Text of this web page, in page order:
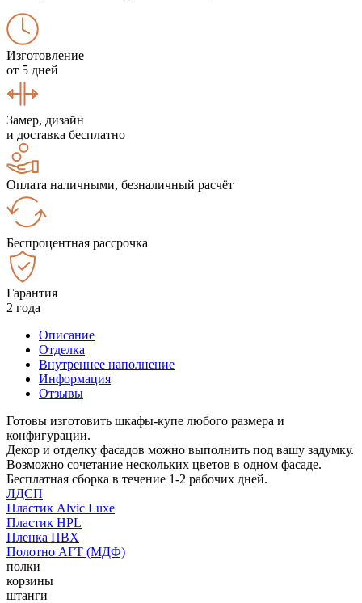
Изготовление
от 5 дней
Замер, дизайн
и доставка бесплатно
Оплата наличными, безналичный расчёт
Беспроцентная рассрочка
Гарантия
2 года
Описание
Отделка
Внутреннее наполнение
Информация
Отзывы
Готовы изготовить шкафы-купе любого размера и
конфигурации.
Декор и отделку фасадов можно выполнить под вашу задумку.
Возможно сочетание нескольких цветов в одном фасаде.
Бесплатная сборка в течение 1-2 рабочих дней.
ЛДСП
Пластик Alvic Luxe
Пластик HPL
Пленка ПВХ
Полотно АГТ (МДФ)
полки
корзины
штанги